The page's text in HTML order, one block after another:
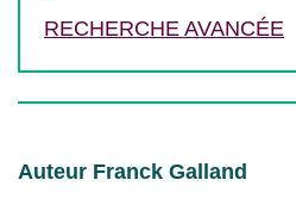
RECHERCHE AVANCÉE
Auteur Franck Galland